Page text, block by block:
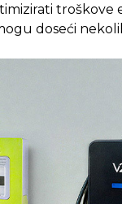
troškove
doseći